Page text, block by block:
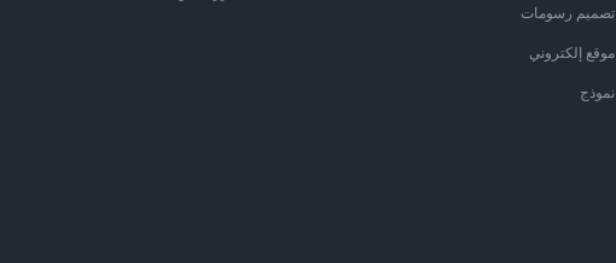
تصميم رسومات
موقع إلكتروني
نموذج